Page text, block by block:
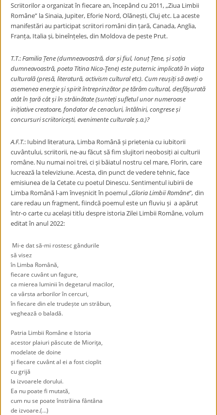
Scriitorilor a organizat în fiecare an, începând cu 2011, „Ziua Limbii
Române” la Sinaia, Jupiter, Eforie Nord, Olănești, Cluj etc. La aceste
manifestări au participat scriitori români din țară, Canada, Anglia,
Franța, Italia și, bineînțeles, din Moldova de peste Prut.
T.T.:Familia Țene (dumneavoastră, dar și fiul, Ionuț Țene, și soția
dumneavoastră, poeta Titina Nica-Ţene) este puternic implicată în viața
culturală (presă, literatură, activism cultural etc). Cum reușiți să aveți o
asemenea energie și spirit întreprinzător pe tărâm cultural, desfășurată
atât în țară cât și în străinătate (sunteți sufletul unor numeroase
inițiative creatoare, fondator de cenacluri, întâlniri, congrese și
concursuri scriitoricești, evenimente culturale ș.a.)?
A.F.T.: Iubind literatura, Limba Română și prietenia cu iubitorii
cuvântului, scriitorii, ne-au făcut să fim slujitori neobosiți ai culturii
române. Nu numai noi trei, ci și băiatul nostru cel mare, Florin, care
lucrează la televiziune. Acesta, din punct de vedere tehnic, face
emisiunea de la Cetate cu poetul Dinescu. Sentimentul iubirii de
Limba Română l-am înveșnicit în poemul„Gloria Limbii Române”, din
care redau un fragment, fiindcă poemul este un fluviu și a apărut
într-o carte cu același titlu despre istoria Zilei Limbii Române, volum
editat în anul 2022:
Mi-e dat să-mi rostesc gândurile
să visez
în Limba Română,
fiecare cuvânt un fagure,
ca mierea luminii în degetarul macilor,
ca vârsta arborilor în cercuri,
în fiecare din ele trudește un străbun,
veghează o baladă.
Patria Limbii Române e Istoria
acestor plaiuri păscute de Mioriţa,
modelate de doine
şi fiecare cuvânt al ei a fost cioplit
cu grijă
la izvoarele dorului.
Ea nu poate fi mutată,
cum nu se poate înstrăina fântâna
de izvoare.(…)